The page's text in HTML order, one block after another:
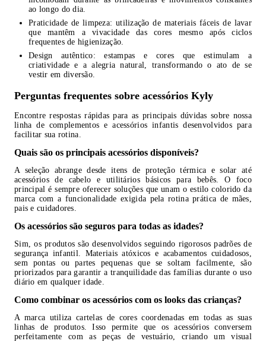
ao longo do dia.
Praticidade de limpeza: utilização de materiais fáceis de lavar
que mantêm a vivacidade das cores mesmo após ciclos
frequentes de higienização.
Design autêntico: estampas e cores que estimulam a
criatividade e a alegria natural, transformando o ato de se
vestir em diversão.
Perguntas frequentes sobre acessórios Kyly
Encontre respostas rápidas para as principais dúvidas sobre nossa
linha de complementos e acessórios infantis desenvolvidos para
facilitar sua rotina.
Quais são os principais acessórios disponíveis?
A seleção abrange desde itens de proteção térmica e solar até
acessórios de cabelo e utilitários básicos para bebês. O foco
principal é sempre oferecer soluções que unam o estilo colorido da
marca com a funcionalidade exigida pela rotina prática de mães,
pais e cuidadores.
Os acessórios são seguros para todas as idades?
Sim, os produtos são desenvolvidos seguindo rigorosos padrões de
segurança infantil. Materiais atóxicos e acabamentos cuidadosos,
sem pontas ou partes pequenas que se soltam facilmente, são
priorizados para garantir a tranquilidade das famílias durante o uso
diário em qualquer idade.
Como combinar os acessórios com os looks das crianças?
A marca utiliza cartelas de cores coordenadas em todas as suas
linhas de produtos. Isso permite que os acessórios conversem
perfeitamente com as peças de vestuário, criando um visual